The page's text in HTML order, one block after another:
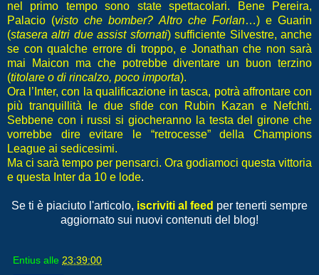
nel primo tempo sono state spettacolari. Bene Pereira,
Palacio (visto che bomber? Altro che Forlan…) e Guarin
(stasera altri due assist sfornati) sufficiente Silvestre, anche
se con qualche errore di troppo, e Jonathan che non sarà
mai Maicon ma che potrebbe diventare un buon terzino
(titolare o di rincalzo, poco importa).
Ora l’Inter, con la qualificazione in tasca, potrà affrontare con
più tranquillità le due sfide con Rubin Kazan e Nefchti.
Sebbene con i russi si giocheranno la testa del girone che
vorrebbe dire evitare le “retrocesse” della Champions
League ai sedicesimi.
Ma ci sarà tempo per pensarci. Ora godiamoci questa vittoria
e questa Inter da 10 e lode.
Se ti è piaciuto l'articolo, iscriviti al feed per tenerti sempre
aggiornato sui nuovi contenuti del blog!
Entius alle 23:39:00